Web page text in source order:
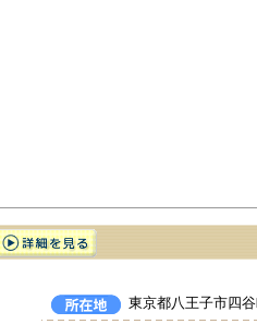
東京都八王子市四